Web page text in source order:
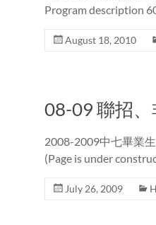
Program description
August 18, 2010
08-09 聯招
2008-2009中七畢業
(Page is under
July 26, 2009